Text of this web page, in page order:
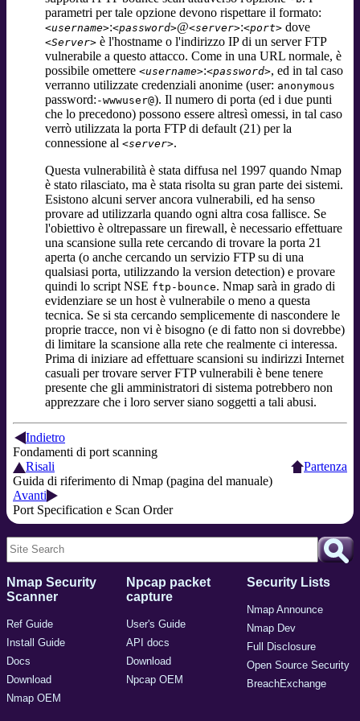
parametri per tale opzione devono rispettare il formato:
<username>:<password>@<server>:<port> dove
<Server> è l'hostname o l'indirizzo IP di un server FTP
vulnerabile a questo attacco. Come in una URL normale, è
possibile omettere <username>:<password>, ed in tal caso
verranno utilizzate credenziali anonime (user: anonymous
password: -wwwuser@). Il numero di porta (ed i due punti
che lo precedono) possono essere altresì omessi, in tal caso
verrò utilizzata la porta FTP di default (21) per la
connessione al <server>.
Questa vulnerabilità è stata diffusa nel 1997 quando Nmap
è stato rilasciato, ma è stata risolta su gran parte dei sistemi.
Esistono alcuni server ancora vulnerabili, ed ha senso
provare ad utilizzarla quando ogni altra cosa fallisce. Se
l'obiettivo è oltrepassare un firewall, è necessario effettuare
una scansione sulla rete cercando di trovare la porta 21
aperta (o anche cercando un servizio FTP su di una
qualsiasi porta, utilizzando la version detection) e provare
quindi lo script NSE ftp-bounce. Nmap sarà in grado di
evidenziare se un host è vulnerabile o meno a questa
tecnica. Se si sta cercando semplicemente di nascondere le
proprie tracce, non vi è bisogno (e di fatto non si dovrebbe)
di limitare la scansione alla rete che realmente ci interessa.
Prima di iniziare ad effettuare scansioni su indirizzi Internet
casuali per trovare server FTP vulnerabili è bene tenere
presente che gli amministratori di sistema potrebbero non
apprezzare che i loro server siano soggetti a tali abusi.
Indietro
Fondamenti di port scanning
Risali
Guida di riferimento di Nmap (pagina del manuale)
Partenza
Avanti
Port Specification e Scan Order
Nmap Security
Scanner
Ref Guide
Install Guide
Docs
Download
Nmap OEM
Npcap packet
capture
User's Guide
API docs
Download
Npcap OEM
Security Lists
Nmap Announce
Nmap Dev
Full Disclosure
Open Source Security
BreachExchange